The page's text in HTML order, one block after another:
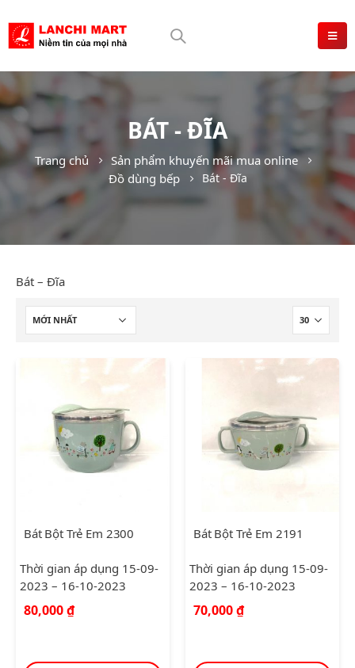
BÁT - ĐĨA
Trang chủ
Sản phẩm khuyến mãi mua online
Đồ dùng bếp
Bát - Đĩa
Bát – Đĩa
Bát Bột Trẻ Em 2300
Thời gian áp dụng 15-09-
2023 – 16-10-2023
80,000₫
Bát Bột Trẻ Em 2191
Thời gian áp dụng 15-09-
2023 – 16-10-2023
70,000₫